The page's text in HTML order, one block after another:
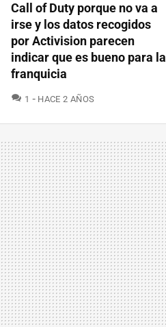
Call of Duty porque no va a
irse y los datos recogidos
por Activision parecen
indicar que es bueno para la
franquicia
1 COMENTARIOS
HACE 2 AÑOS